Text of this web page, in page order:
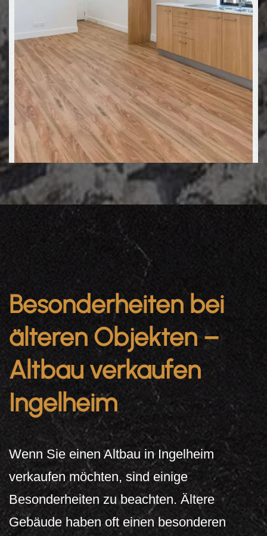
Besonderheiten bei
älteren Objekten –
Altbau verkaufen
Ingelheim
Wenn Sie einen Altbau in Ingelheim
verkaufen möchten, sind einige
Besonderheiten zu beachten. Ältere
Gebäude haben oft einen besonderen